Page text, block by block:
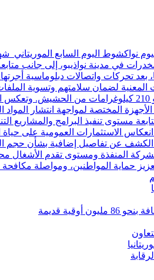
نواكشوط اليوم السابع
في مدينة نواذيبو، إلى جانب
أُعلن عن إطلاق سراح 18 مواطنًا موريتانيًا، بعد
المعنية لضمان سلامتهم وتسوية
من تفكيك شبكة تنشط في مجال تهريب وترويج
الأجهزة المختصة لمواجهة انتشار
مستوى تنفيذ البرامج والمشاريع
الاستثمارات العمومية على
الكشف عن تفاصيل إضافية بشأن حجم
المنفذة ومستوى تقدم الأشغال
حماية المواطنين، ومواصلة
قديمة